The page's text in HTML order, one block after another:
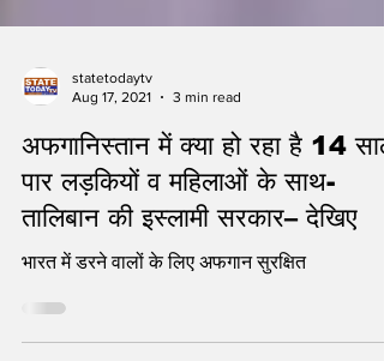
statetodaytv
Aug 17, 2021
3 min read
अफगानिस्तान में क्या हो रहा है 14 साल
पार लड़कियों व महिलाओं के साथ-
तालिबान की इस्लामी सरकार– देखिए
भारत में डरने वालों के लिए अफगान सुरक्षित